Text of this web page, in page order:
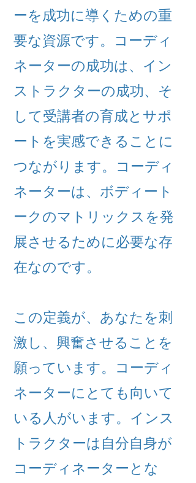
ーを成功に導くための重
要な資源です。コーディ
ネーターの成功は、イン
ストラクターの成功、そ
して受講者の育成とサポ
ートを実感できることに
つながります。コーディ
ネーターは、ボディート
ークのマトリックスを発
展させるために必要な存
在なのです。
この定義が、あなたを刺
激し、興奮させることを
願っています。コーディ
ネーターにとても向いて
いる人がいます。インス
トラクターは自分自身が
コーディネーターとな